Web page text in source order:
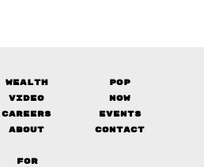
Wealth
Pop
Video
Now
Careers
Events
About Contact
FOR